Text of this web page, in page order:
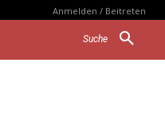
Anmelden / Beitreten
Suche